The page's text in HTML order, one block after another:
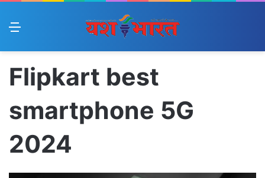
Menu
Flipkart best
smartphone 5G
2024